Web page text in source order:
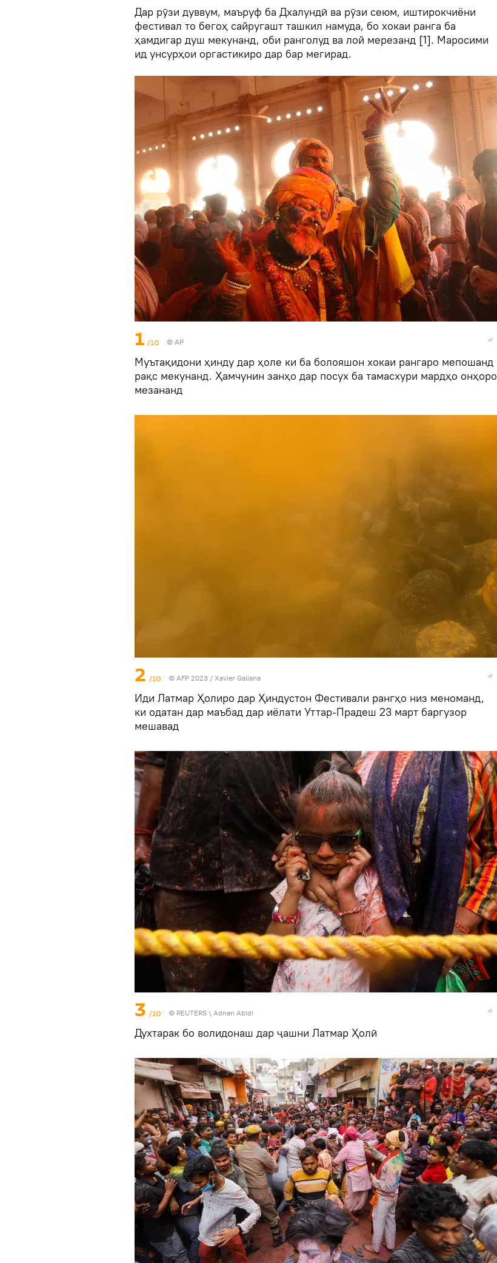
Дар рӯзи дуввум, маъруф ба Дхалундӣ ва рӯзи сеюм, иштирокчиёни
фестивал то бегоҳ сайругашт ташкил намуда, бо хокаи ранга ба
ҳамдигар душ мекунанд, оби ранголуд ва лой мерезанд [1]. Маросими
ид унсурҳои оргастикиро дар бар мегирад.
1 /10 © AP
Муътақидони ҳинду дар ҳоле ки ба болояшон хокаи рангаро мепошанд
рақс мекунанд. Ҳамчунин занҳо дар посух ба тамасхури мардҳо онҳоро
мезананд
2 /10 © AFP 2023 / Xavier Galiana
Иди Латмар Ҳолиро дар Ҳиндустон Фестивали рангҳо низ меноманд,
ки одатан дар маъбад дар иёлати Уттар-Прадеш 23 март баргузор
мешавад
3 /10 © REUTERS \ Adnan Abidi
Духтарак бо волидонаш дар ҷашни Латмар Ҳолӣ